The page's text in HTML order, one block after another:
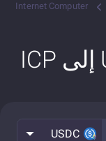
Internet Computer
USDC